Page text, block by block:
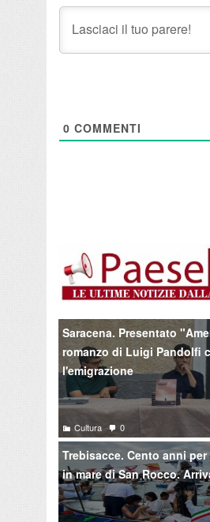
0 COMMENTI
Saracena. Presentato
romanzo di Luigi Pandolfi
l'emigrazione
Cultura 0
Trebisacce. Cento anni
in mare di San Rocco.